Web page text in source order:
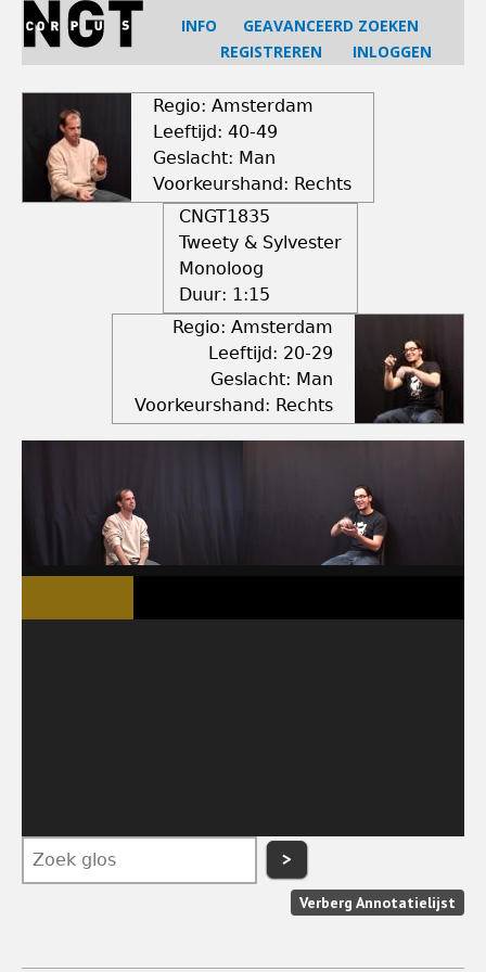
Jump
navigation
INFO
GEAVANCEERD ZOEKEN
REGISTREREN
INLOGGEN
Regio: Amsterdam
Leeftijd: 40-49
Geslacht: Man
Voorkeurshand: Rechts
CNGT1835
Tweety & Sylvester
Monoloog
Duur: 1:15
Regio: Amsterdam
Leeftijd: 20-29
Geslacht: Man
Voorkeurshand: Rechts
>
Verberg Annotatielijst